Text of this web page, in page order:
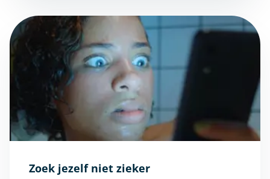
Zoek jezelf niet zieker